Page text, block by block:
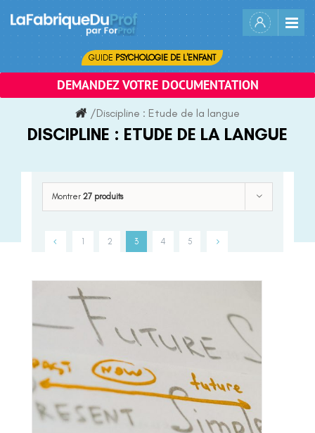
content
GUIDE PSYCHOLOGIE DE L'ENFANT
DEMANDEZ VOTRE DOCUMENTATION
/Discipline : Etude de la langue
DISCIPLINE : ETUDE DE LA LANGUE
Montrer 27 produits
1 2 3 4 5